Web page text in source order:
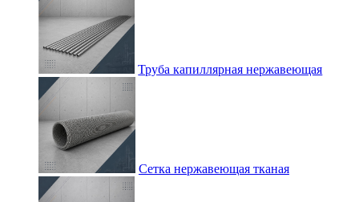
Труба капиллярная нержавеющая
Сетка нержавеющая тканая